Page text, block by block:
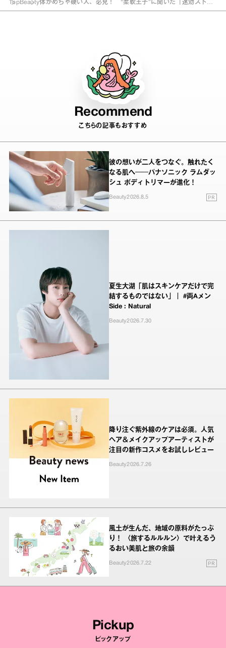
TopBeauty体がめちゃ硬い人、必見！ “柔軟王子”に聞いた「速効ストレ
Recommend
こちらの記事もおすすめ
彼の想いが二人をつなぐ。触れたく
なる肌へ──パナソニック ラムダッ
シュ ボディトリマーが進化！
Beauty2026.8.5 PR
夏生大湖「肌はスキンケアだけで完
結するものではない」｜ #両Aメン
Side : Natural
Beauty2026.7.30
降り注ぐ紫外線のケアは必須。人気
ヘア＆メイクアップアーティストが
注目の新作コスメをお試しレビュー
Beauty2026.7.26
風土が生んだ、地域の原料がたっぷ
り！ 〈旅するルルルン〉で叶えるう
るおい美肌と旅の余韻
Beauty2026.7.22 PR
Pickup
ピックアップ